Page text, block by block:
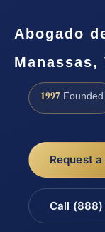
Abogado
1997 Founded
Request
Call